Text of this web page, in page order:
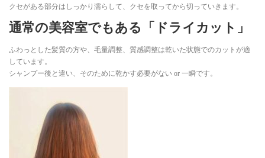
クセがある部分はしっかり濡らして、クセを取ってから切っていきます。
通常の美容室でもある「ドライカット」
ふわっとした髪質の方や、毛量調整、質感調整は乾いた状態でのカットが適
しています。
シャンプー後と違い、そのために乾かす必要がない or 一瞬です。